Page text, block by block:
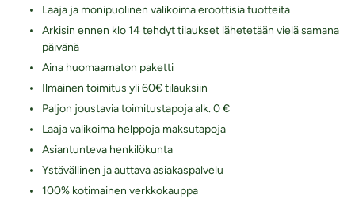
Laaja ja monipuolinen valikoima eroottisia tuotteita
Arkisin ennen klo 14 tehdyt tilaukset lähetetään vielä samana
päivänä
Aina huomaamaton paketti
Ilmainen toimitus yli 60€ tilauksiin
Paljon joustavia toimitustapoja alk. 0 €
Laaja valikoima helppoja maksutapoja
Asiantunteva henkilökunta
Ystävällinen ja auttava asiakaspalvelu
100% kotimainen verkkokauppa